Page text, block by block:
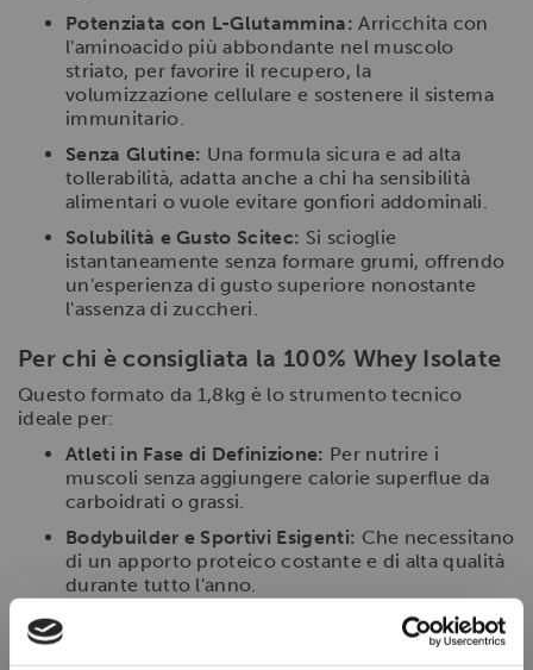
Potenziata con L-Glutammina: Arricchita con
l'aminoacido più abbondante nel muscolo
striato, per favorire il recupero, la
volumizzazione cellulare e sostenere il sistema
immunitario.
Senza Glutine: Una formula sicura e ad alta
tollerabilità, adatta anche a chi ha sensibilità
alimentari o vuole evitare gonfiori addominali.
Solubilità e Gusto Scitec: Si scioglie
istantaneamente senza formare grumi, offrendo
un'esperienza di gusto superiore nonostante
l'assenza di zuccheri.
Per chi è consigliata la 100% Whey Isolate
Questo formato da 1,8kg è lo strumento tecnico
ideale per:
Atleti in Fase di Definizione: Per nutrire i
muscoli senza aggiungere calorie superflue da
carboidrati o grassi.
Bodybuilder e Sportivi Esigenti: Che necessitano
di un apporto proteico costante e di alta qualità
durante tutto l'anno.
Chi soffre di lievi intolleranze al lattosio:Grazie
al processo di filtrazione, il contenuto di lattosio